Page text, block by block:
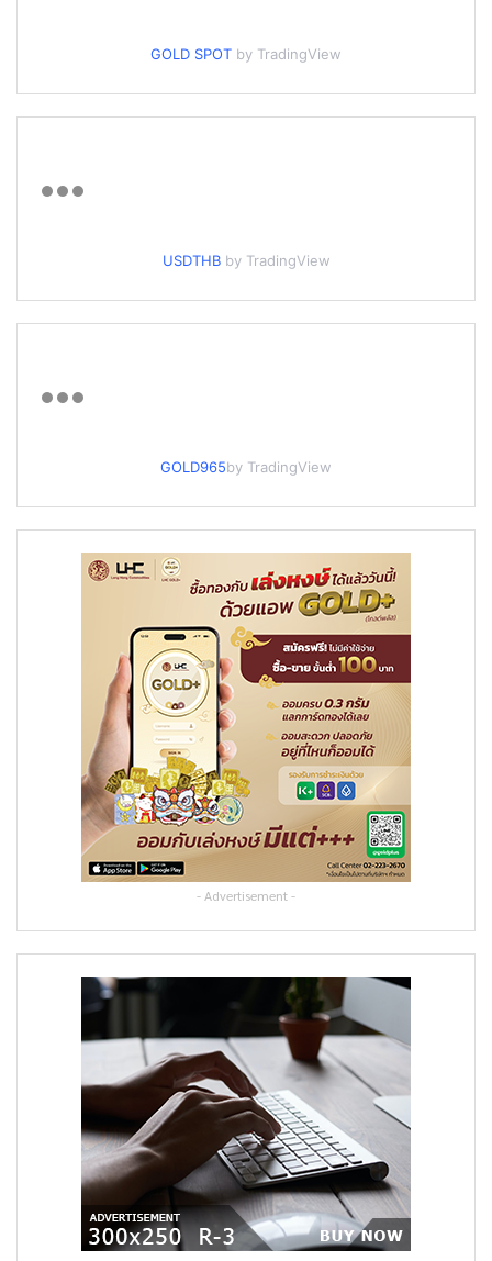
GOLD SPOT by TradingView
USDTHB by TradingView
GOLD965by TradingView
- Advertisement -